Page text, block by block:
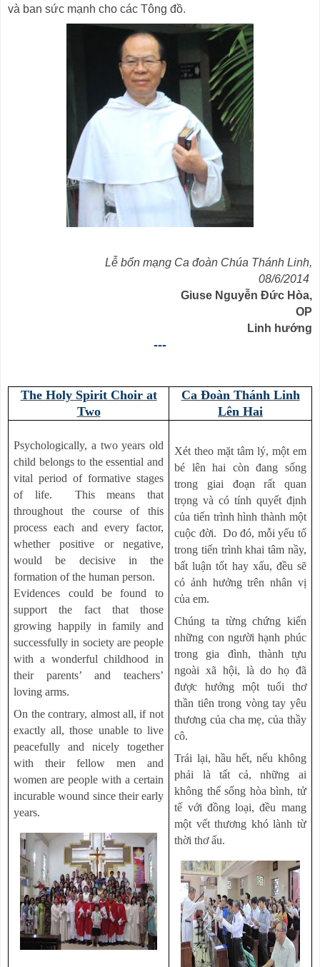
và ban sức mạnh cho các Tông đồ.
Lễ bổn mạng Ca đoàn Chúa Thánh Linh,
08/6/2014
Giuse Nguyễn Đức Hòa,
OP
Linh hướng
---
The Holy Spirit Choir at
Two
Ca Đoàn Thánh Linh
Lên Hai
Psychologically, a two years old
child belongs to the essential and
vital period of formative stages
of life. This means that
throughout the course of this
process each and every factor,
whether positive or negative,
would be decisive in the
formation of the human person.
Evidences could be found to
support the fact that those
growing happily in family and
successfully in society are people
with a wonderful childhood in
their parents’ and teachers’
loving arms.
On the contrary, almost all, if not
exactly all, those unable to live
peacefully and nicely together
with their fellow men and
women are people with a certain
incurable wound since their early
years.
Xét theo mặt tâm lý, một em
bé lên hai còn đang sống
trong giai đoạn rất quan
trọng và có tính quyết định
của tiến trình hình thành một
cuộc đời. Do đó, mỗiyếu tố
trong tiến trình khai tâm nầy,
bất luận tốt hay xấu, đều sẽ
có ảnh hưởng trên nhân vị
của em.
Chúng ta từng chứng kiến
những con người hạnh phúc
trong gia đình, thành tựu
ngoài xã hội, là do họ đã
được hưởng một tuổi thơ
thần tiên trong vòng tay yêu
thương của cha mẹ, của thầy
cô.
Trái lại, hầu hết, nếu không
phải là tất cả, những ai
không thể sống hòa bình, tử
tế với đồng loại, đều mang
một vết thương khó lành từ
thời thơ ấu.